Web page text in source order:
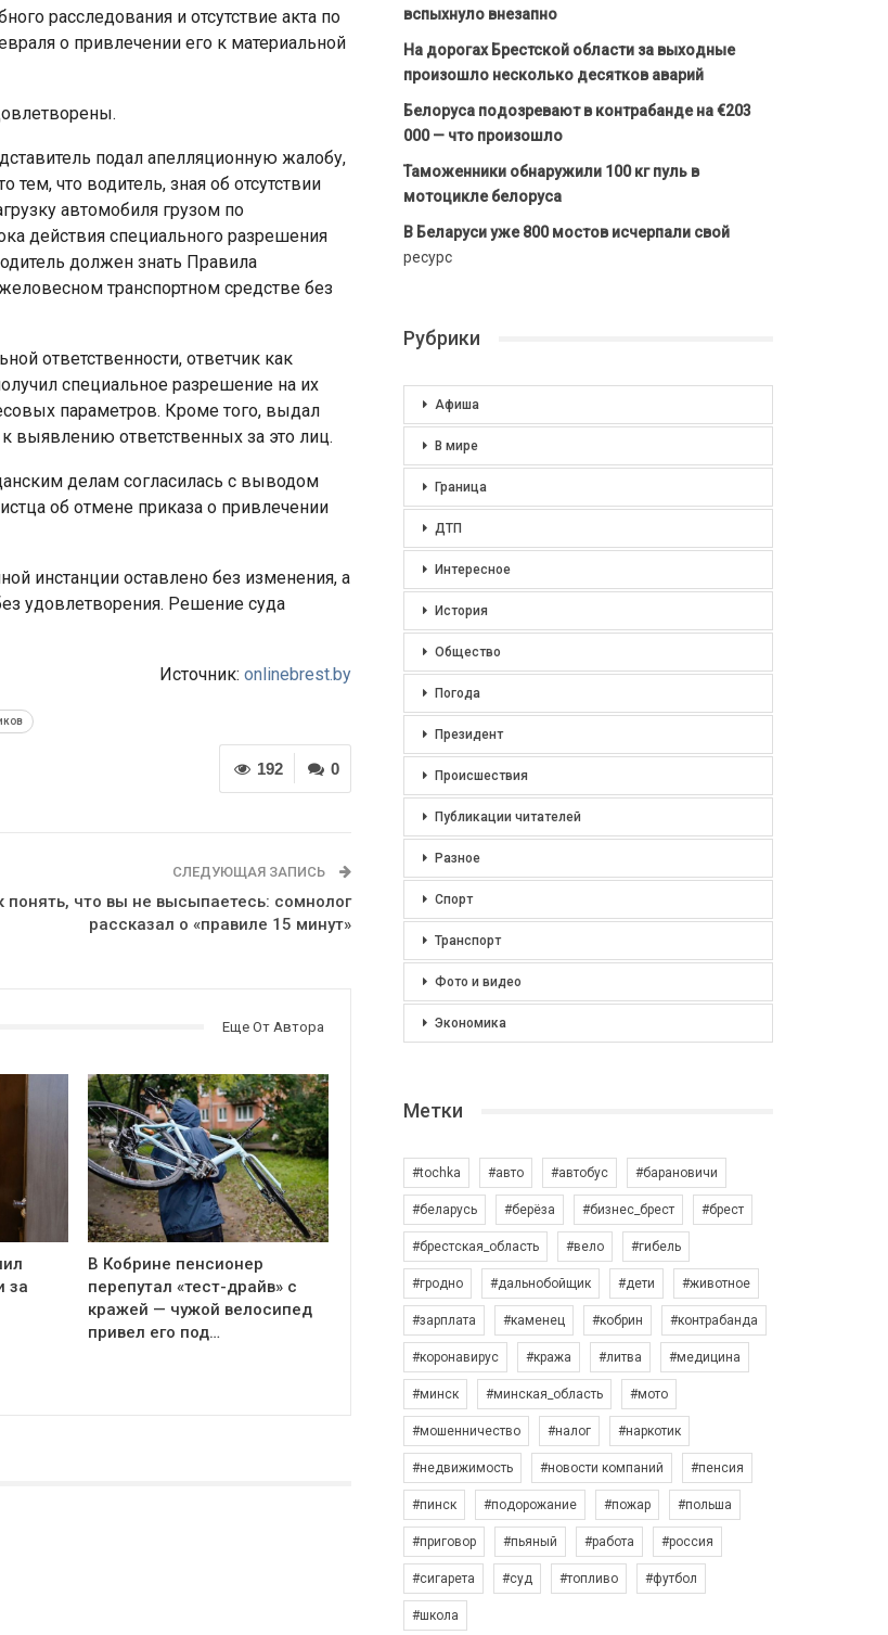
расследования и отсутствие акта по
о привлечении его к материальной
подал апелляционную жалобу,
что водитель, зная об отсутствии
автомобиля грузом по
действия специального разрешения
должен знать Правила
транспортном средстве без
ответственности, ответчик как
специальное разрешение на их
параметров. Кроме того, выдал
выявлению ответственных за это лиц.
делам согласилась с выводом
об отмене приказа о привлечении
инстанции оставлено без изменения, а
удовлетворения. Решение суда
Источник: onlinebrest.by
0
192
СЛЕДУЮЩАЯ ЗАПИСЬ
понять, что вы не высыпаетесь: сомнолог
рассказал о «правиле 15 минут»
Еще От Автора
за
В Кобрине пенсионер
перепутал «тест-драйв» с
кражей — чужой велосипед
привел его под…
вспыхнуло внезапно
На дорогах Брестской области за выходные
произошло несколько десятков аварий
Белоруса подозревают в контрабанде на €203
000 — что произошло
Таможенники обнаружили 100 кг пуль в
мотоцикле белоруса
В Беларуси уже 800 мостов исчерпали свой
ресурс
Рубрики
Афиша
В мире
Граница
ДТП
Интересное
История
Общество
Погода
Президент
Происшествия
Публикации читателей
Разное
Спорт
Транспорт
Фото и видео
Экономика
Метки
#tochka #авто #автобус #барановичи
#беларусь #берёза #бизнес_брест #брест
#брестская_область #вело #гибель
#гродно #дальнобойщик #дети #животное
#зарплата #каменец #кобрин #контрабанда
#коронавирус #кража #литва #медицина
#минск #минская_область #мото
#мошенничество #налог #наркотик
#недвижимость #новости компаний #пенсия
#пинск #подорожание #пожар #польша
#приговор #пьяный #работа #россия
#сигарета #суд #топливо #футбол
#школа